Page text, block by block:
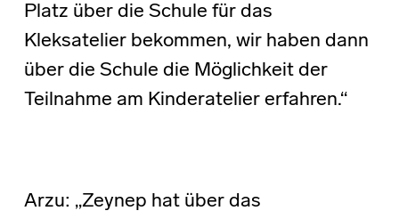
Platz über die Schule für das
Kleksatelier bekommen, wir haben dann
über die Schule die Möglichkeit der
Teilnahme am Kinderatelier erfahren.“
Arzu: „Zeynep hat über das